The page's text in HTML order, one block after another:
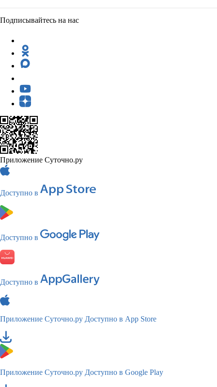
Подписывайтесь на нас
Приложение Суточно.ру
Доступно в
Доступно в
Доступно в
Приложение Суточно.ру Доступно в App Store
Приложение Суточно.ру Доступно в Google Play